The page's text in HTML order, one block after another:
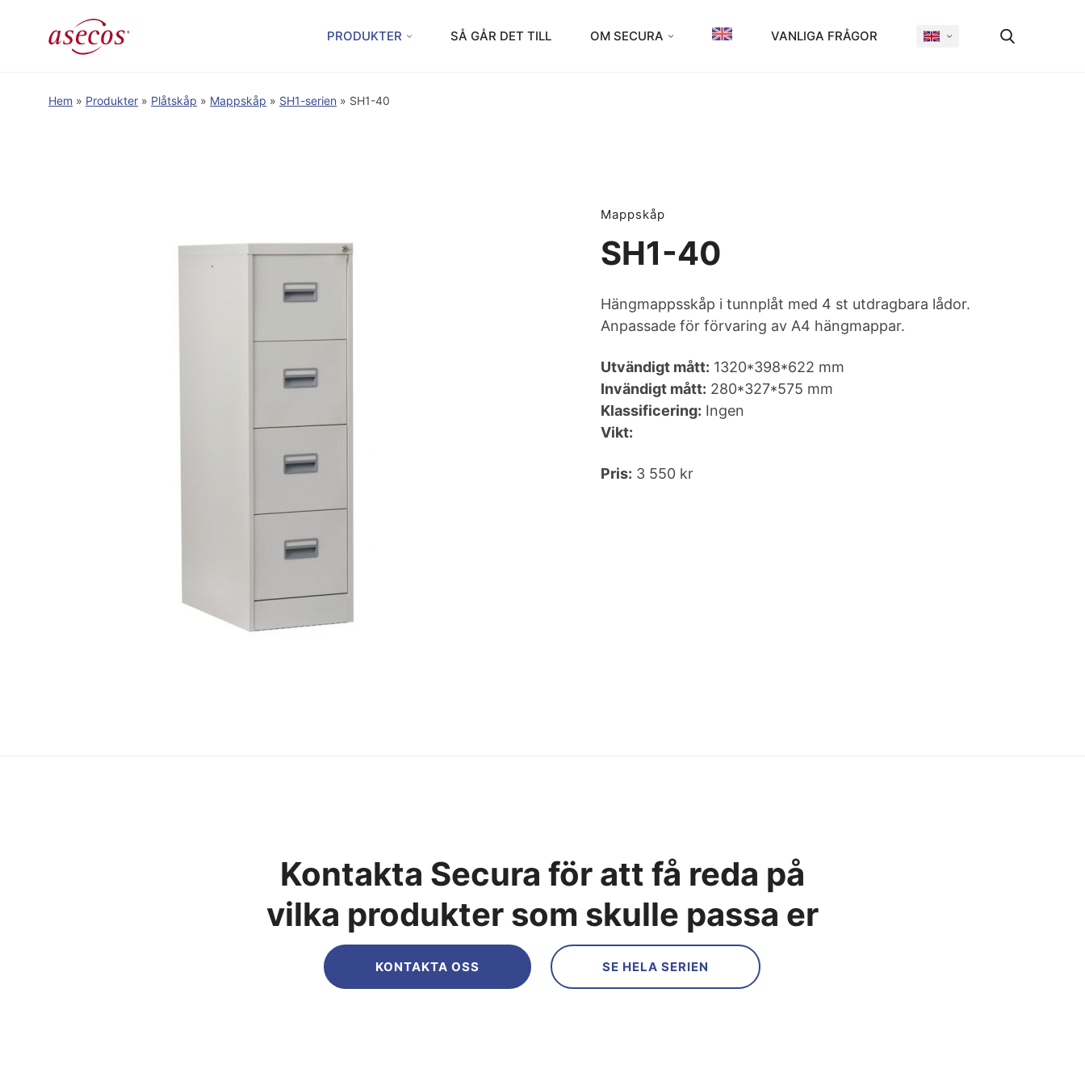
PRODUKTER SÅ GÅR DET TILL OM SECURA VANLIGA FRÅGOR
Hem » Produkter » Plåtskåp » Mappskåp » SH1-serien » SH1-40
Mappskåp
SH1-40
Hängmappsskåp i tunnplåt med 4 st utdragbara lådor.
Anpassade för förvaring av A4 hängmappar.
Utvändigt mått: 1320*398*622 mm
Invändigt mått: 280*327*575 mm
Klassificering: Ingen
Vikt:
Pris: 3 550 kr
Kontakta Secura för att få reda på
vilka produkter som skulle passa er
KONTAKTA OSS SE HELA SERIEN